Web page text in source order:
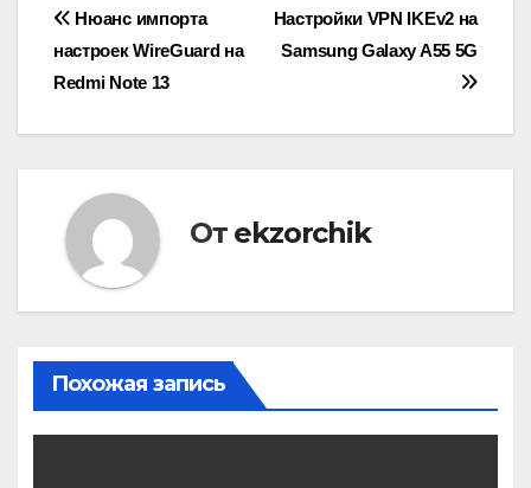
Навигация
по
записям
Настройки VPN IKEv2 на
Samsung Galaxy A55 5G
Нюанс импорта
настроек WireGuard на
Redmi Note 13
От ekzorchik
Похожая запись